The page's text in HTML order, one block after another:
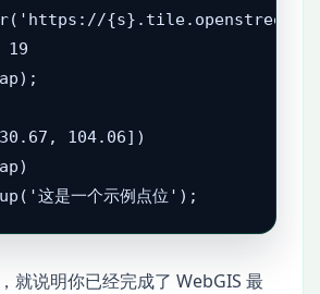
19
104.06])
这是一个示例点位');
就说明你已经完成了 WebGIS 最